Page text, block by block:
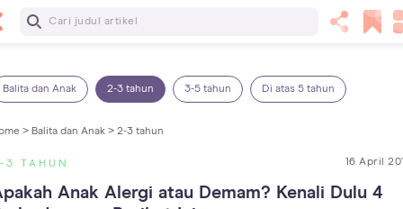
Baca Selanjutnya
Balita dan Anak 2-3 tahun 3-5 tahun Di atas 5 tahun
> Balita dan Anak > 2-3 tahun
3 TAHUN 16 April
Anak Alergi atau Demam? Kenali Dulu 4